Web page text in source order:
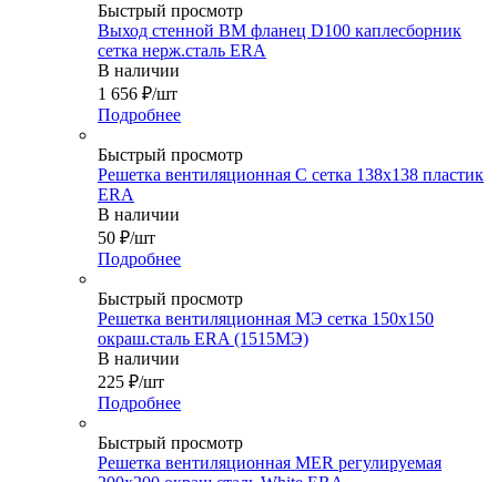
Быстрый просмотр
Выход стенной ВМ фланец D100 каплесборник
сетка нерж.сталь ERA
В наличии
1 656 ₽/шт
Подробнее
Быстрый просмотр
Решетка вентиляционная С сетка 138х138 пластик
ERA
В наличии
50 ₽/шт
Подробнее
Быстрый просмотр
Решетка вентиляционная МЭ сетка 150х150
окраш.сталь ERA (1515МЭ)
В наличии
225 ₽/шт
Подробнее
Быстрый просмотр
Решетка вентиляционная MER регулируемая